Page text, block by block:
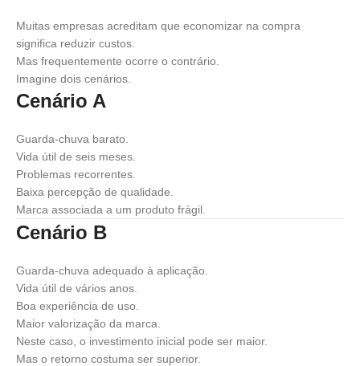
Muitas empresas acreditam que economizar na compra
significa reduzir custos.
Mas frequentemente ocorre o contrário.
Imagine dois cenários.
Cenário A
Guarda-chuva barato.
Vida útil de seis meses.
Problemas recorrentes.
Baixa percepção de qualidade.
Marca associada a um produto frágil.
Cenário B
Guarda-chuva adequado à aplicação.
Vida útil de vários anos.
Boa experiência de uso.
Maior valorização da marca.
Neste caso, o investimento inicial pode ser maior.
Mas o retorno costuma ser superior.